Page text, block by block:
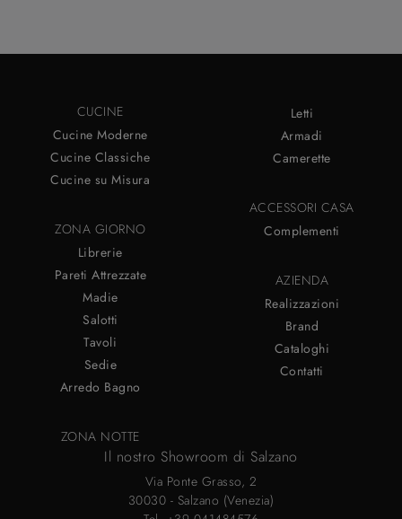
CUCINE
Cucine Moderne
Cucine Classiche
Cucine su Misura
ZONA GIORNO
Librerie
Pareti Attrezzate
Madie
Salotti
Tavoli
Sedie
Arredo Bagno
ZONA NOTTE
Letti
Armadi
Camerette
ACCESSORI CASA
Complementi
AZIENDA
Realizzazioni
Brand
Cataloghi
Contatti
Il nostro Showroom di Salzano
Via Ponte Grasso, 2
30030 - Salzano (Venezia)